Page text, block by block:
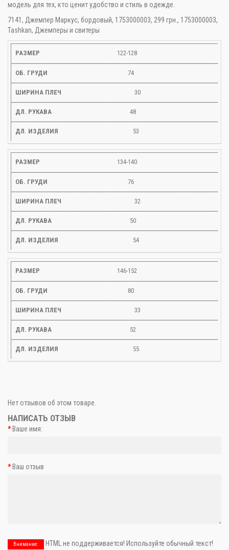
модель для тех, кто ценит удобство и стиль в одежде.
7141, Джемпер Маркус, бордовый, 1753000003, 299 грн., 1753000003,
Tashkan, Джемперы и свитеры
122-128
74
30
48
53
134-140
76
32
50
54
146-152
80
33
52
55
Нет отзывов об этом товаре.
НАПИСАТЬ ОТЗЫВ
Ваше имя:
Ваш отзыв
Внимание: HTML не поддерживается! Используйте обычный текст!